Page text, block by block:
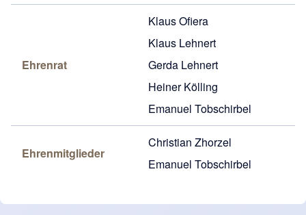
Ehrenrat
Klaus Ofiera
Klaus Lehnert
Gerda Lehnert
Heiner Kölling
Emanuel Tobschirbel
Ehrenmitglieder
Christian Zhorzel
Emanuel Tobschirbel